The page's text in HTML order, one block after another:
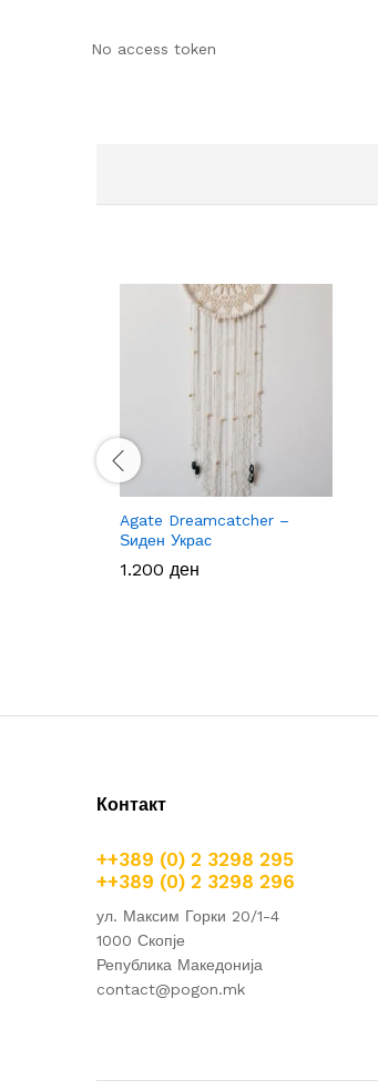
No access token
Agate Dreamcatcher –
Ѕиден Украс
1.200 ден
1.200 ден
Контакт
++389 (0) 2 3298 295
++389 (0) 2 3298 296
ул. Максим Горки 20/1-4
1000 Скопје
Република Македонија
contact@pogon.mk